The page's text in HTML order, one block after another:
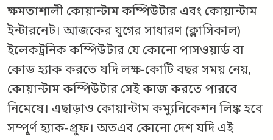
ক্ষমতাশালী কোয়ান্টাম কম্পিউটার এবং কোয়ান্টাম
ইন্টারনেট। আজকের যুগের সাধারণ (ক্লাসিকাল)
ইলেকট্রনিক কম্পিউটার যে কোনো পাসওয়ার্ড বা
কোড হ্যাক করতে যদি লক্ষ-কোটি বছর সময় নেয়,
কোয়ান্টাম কম্পিউটার সেই কাজ করতে পারবে
নিমেষে। এছাড়াও কোয়ান্টাম কম্যুনিকেশন লিঙ্ক হবে
সম্পূর্ণ হ্যাক-প্রুফ। অতএব কোনো দেশ যদি এই